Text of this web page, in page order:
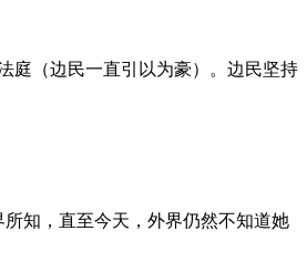
庭（边民一直引以为豪）。边民坚持
知，直至今天，外界仍然不知道她